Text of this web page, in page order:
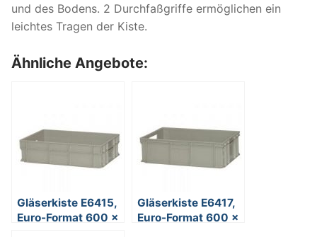
und des Bodens. 2 Durchfaßgriffe ermöglichen ein
leichtes Tragen der Kiste.
Ähnliche Angebote:
Gläserkiste E6415,
Euro-Format 600 x
Gläserkiste E6417,
Euro-Format 600 x